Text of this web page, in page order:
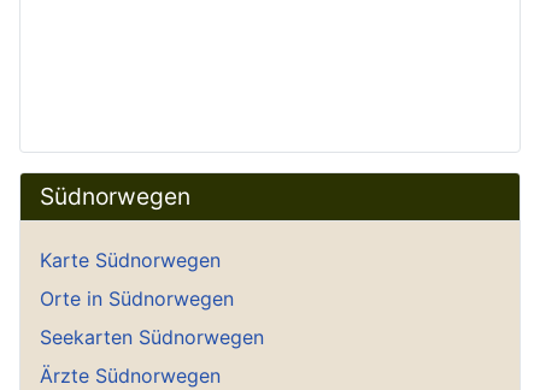
Südnorwegen
Karte Südnorwegen
Orte in Südnorwegen
Seekarten Südnorwegen
Ärzte Südnorwegen